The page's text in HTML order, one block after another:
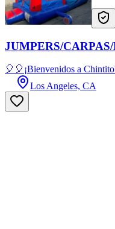
JUMPERS/
🎈🎈¡Bienvenidos a
Los Angeles, CA